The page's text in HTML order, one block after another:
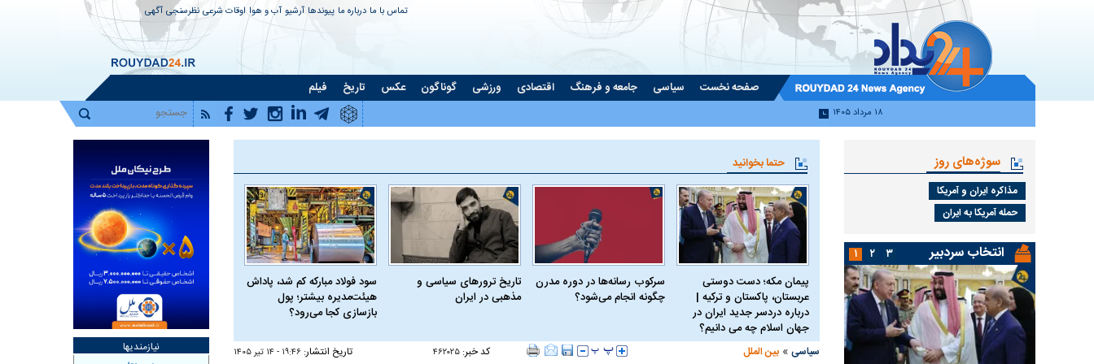
تماس با ما درباره ما پیوندها آرشیو آب و هوا اوقات شرعی نظرسنجی آگهی
صفحه نخست سیاسی جامعه و فرهنگ اقتصادی ورزشی گوناگون عکس تاریخ فیلم
۱۸ مرداد ۱۴۰۵
حتما بخوانید
پیمان مکه؛ دست دوستی
عربستان، پاکستان و ترکیه |
درباره دردسر جدید ایران در
جهان اسلام چه می دانیم؟
سرکوب رسانه‌ها در دوره مدرن
چگونه انجام می‌شود؟
تاریخ ترورهای سیاسی و
مذهبی در ایران
سود فولاد مبارکه کم شد، پاداش
هیئت‌مدیره بیشتر؛ پول
بازسازی کجا می‌رود؟
سیاسی » بین الملل کد خبر: ۴۶۲۰۲۵ تاریخ انتشار: ۱۹:۴۶ - ۱۴ تير ۱۴۰۵
سوژه‌های روز
مذاکره ایران و آمریکا
حمله آمریکا به ایران
انتخاب سردبیر ۱ ۲ ۳
نیازمندیها